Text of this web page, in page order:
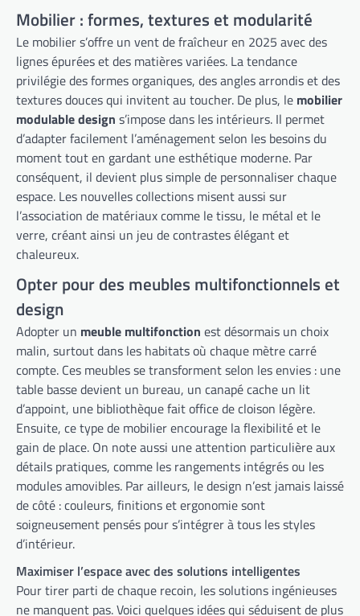
Mobilier : formes, textures et modularité
Le mobilier s’offre un vent de fraîcheur en 2025 avec des
lignes épurées et des matières variées. La tendance
privilégie des formes organiques, des angles arrondis et des
textures douces qui invitent au toucher. De plus, le mobilier
modulable design s’impose dans les intérieurs. Il permet
d’adapter facilement l’aménagement selon les besoins du
moment tout en gardant une esthétique moderne. Par
conséquent, il devient plus simple de personnaliser chaque
espace. Les nouvelles collections misent aussi sur
l’association de matériaux comme le tissu, le métal et le
verre, créant ainsi un jeu de contrastes élégant et
chaleureux.
Opter pour des meubles multifonctionnels et
design
Adopter un meuble multifonction est désormais un choix
malin, surtout dans les habitats où chaque mètre carré
compte. Ces meubles se transforment selon les envies : une
table basse devient un bureau, un canapé cache un lit
d’appoint, une bibliothèque fait office de cloison légère.
Ensuite, ce type de mobilier encourage la flexibilité et le
gain de place. On note aussi une attention particulière aux
détails pratiques, comme les rangements intégrés ou les
modules amovibles. Par ailleurs, le design n’est jamais laissé
de côté : couleurs, finitions et ergonomie sont
soigneusement pensés pour s’intégrer à tous les styles
d’intérieur.
Maximiser l’espace avec des solutions intelligentes
Pour tirer parti de chaque recoin, les solutions ingénieuses
ne manquent pas. Voici quelques idées qui séduisent de plus